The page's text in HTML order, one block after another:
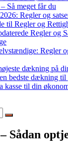
Så meget får du
Regler og
til Regler og
Regler og
Regler
dækning på
bedste dækning til
kasse til din
Sådan